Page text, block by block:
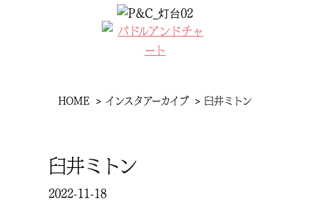
現
置
HOME インスタアーカイブ 臼井ミトン
臼井ミトン
2022-11-18